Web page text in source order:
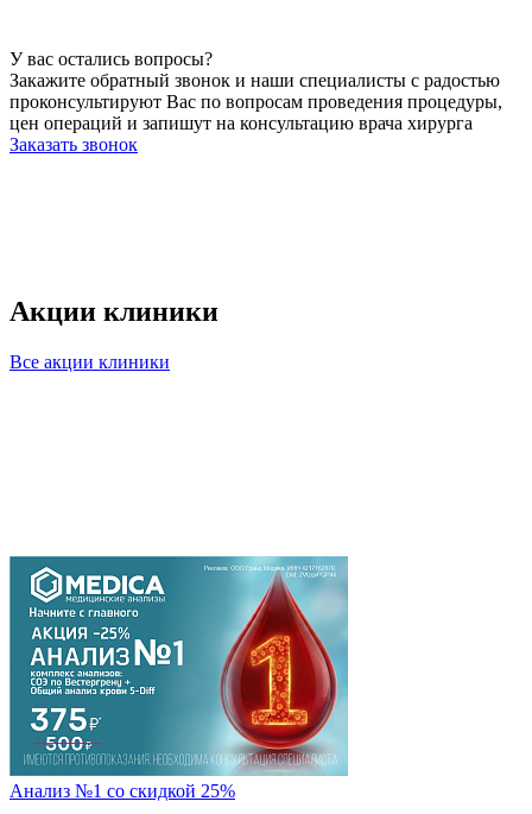
У вас остались вопросы?
Закажите обратный звонок и наши специалисты с радостью
проконсультируют Вас по вопросам проведения процедуры,
цен операций и запишут на консультацию врача хирурга
Заказать звонок
Акции клиники
Все акции клиники
Анализ №1 со скидкой 25%